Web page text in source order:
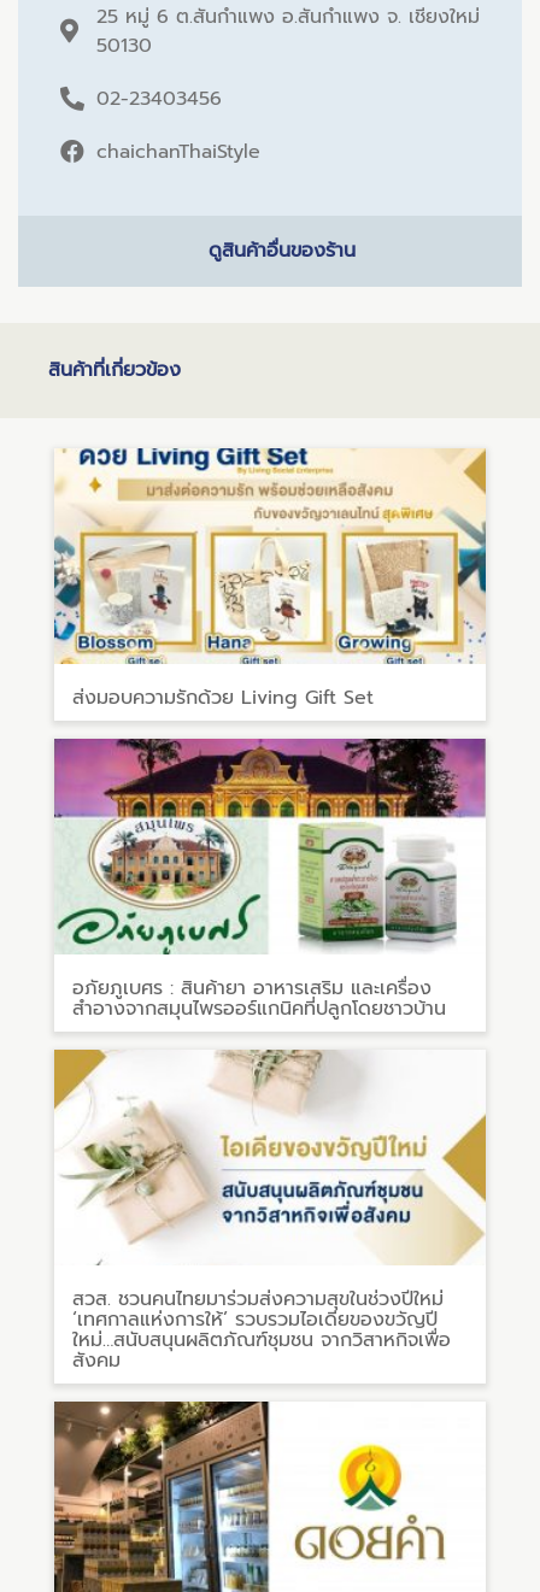
25 หมู่ 6 ต.สันกำแพง อ.สันกำแพง จ. เชียงใหม่
50130
02-23403456
chaichanThaiStyle
ดูสินค้าอื่นของร้าน
สินค้าที่เกี่ยวข้อง
ส่งมอบความรักด้วย Living Gift Set
อภัยภูเบศร : สินค้ายา อาหารเสริม และเครื่อง
สำอางจากสมุนไพรออร์แกนิคที่ปลูกโดยชาวบ้าน
สวส. ชวนคนไทยมาร่วมส่งความสุขในช่วงปีใหม่
‘เทศกาลแห่งการให้’ รวบรวมไอเดียของขวัญปี
ใหม่…สนับสนุนผลิตภัณฑ์ชุมชน จากวิสาหกิจเพื่อ
สังคม